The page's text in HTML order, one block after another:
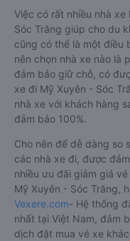
Việc có rất nhiều nhà
Sóc Trăng giúp cho du
cũng có thể là một điều
nên chọn nhà xe nào là
đảm bảo giữ chỗ, có
xe đi Mỹ Xuyên - Sóc
nhà xe với khách hàng
đảm bảo 100%.
Cho nên để dễ dàng so
các nhà xe đi, được
nhiều ưu đãi giảm giá
Mỹ Xuyên - Sóc Trăng,
Vexere.com- Hệ thống
nhất tại Việt Nam, đảm
dịch đặt mua vé xe